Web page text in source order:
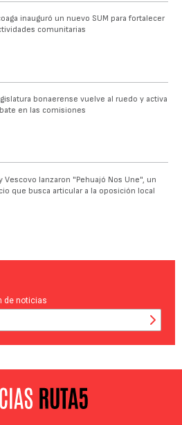
inauguró un nuevo SUM para fortalecer
comunitarias
bonaerense vuelve al ruedo y activa
en las comisiones
Vescovo lanzaron "Pehuajó Nos Une", un
que busca articular a la oposición local
de noticias